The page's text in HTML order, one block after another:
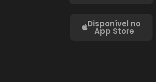
Disponível no
App Store